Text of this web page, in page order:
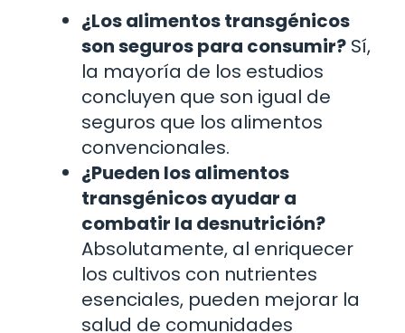
¿Los alimentos transgénicos
son seguros para consumir? Sí,
la mayoría de los estudios
concluyen que son igual de
seguros que los alimentos
convencionales.
¿Pueden los alimentos
transgénicos ayudar a
combatir la desnutrición?
Absolutamente, al enriquecer
los cultivos con nutrientes
esenciales, pueden mejorar la
salud de comunidades